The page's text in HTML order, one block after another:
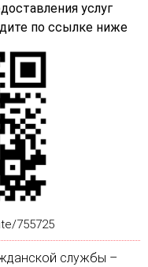
услуг
по ссылке ниже
755725
службы –